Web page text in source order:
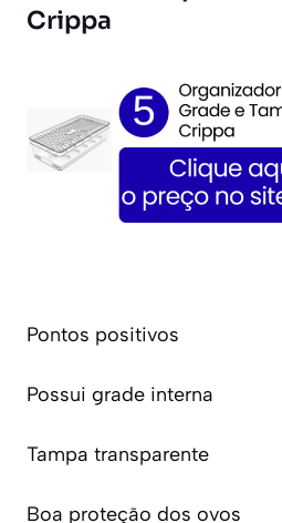
Crippa
Pontos positivos
Possui grade interna
Tampa transparente
Boa proteção dos ovos